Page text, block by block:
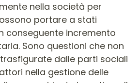
nella società per
portare a stati
conseguente incremento
Sono questioni che non
dalle parti sociali
nella gestione delle